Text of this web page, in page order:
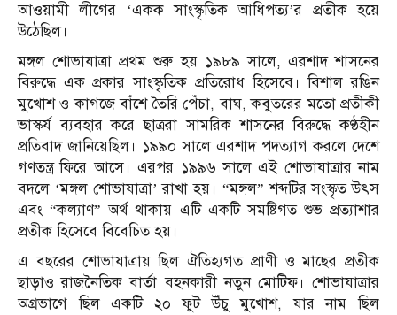
আওয়ামী লীগের ‘একক সাংস্কৃতিক আধিপত্য’র প্রতীক হয়ে
উঠেছিল।
মঙ্গল শোভাযাত্রা প্রথম শুরু হয় ১৯৮৯ সালে, এরশাদ শাসনের
বিরুদ্ধে এক প্রকার সাংস্কৃতিক প্রতিরোধ হিসেবে। বিশাল রঙিন
মুখোশ ও কাগজে বাঁশে তৈরি পেঁচা, বাঘ, কবুতরের মতো প্রতীকী
ভাস্কর্য ব্যবহার করে ছাত্ররা সামরিক শাসনের বিরুদ্ধে কণ্ঠহীন
প্রতিবাদ জানিয়েছিল। ১৯৯০ সালে এরশাদ পদত্যাগ করলে দেশে
গণতন্ত্র ফিরে আসে। এরপর ১৯৯৬ সালে এই শোভাযাত্রার নাম
বদলে ‘মঙ্গল শোভাযাত্রা’ রাখা হয়। “মঙ্গল” শব্দটির সংস্কৃত উৎস
এবং “কল্যাণ” অর্থ থাকায় এটি একটি সমষ্টিগত শুভ প্রত্যাশার
প্রতীক হিসেবে বিবেচিত হয়।
এ বছরের শোভাযাত্রায় ছিল ঐতিহ্যগত প্রাণী ও মাছের প্রতীক
ছাড়াও রাজনৈতিক বার্তা বহনকারী নতুন মোটিফ। শোভাযাত্রার
অগ্রভাগে ছিল একটি ২০ ফুট উঁচু মুখোশ, যার নাম ছিল